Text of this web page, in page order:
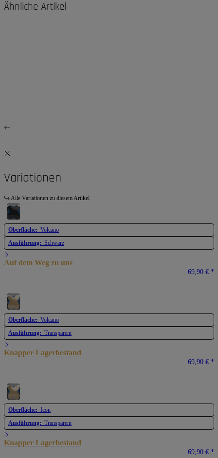
Ähnliche Artikel
Variationen
Alle Variationen zu diesem Artikel
Oberfläche: Volcano
Ausführung: Schwarz
Auf dem Weg zu uns
69,90 € *
Oberfläche: Volcano
Ausführung: Transparent
Knapper Lagerbestand
69,90 € *
Oberfläche: Icon
Ausführung: Transparent
Knapper Lagerbestand
69,90 € *